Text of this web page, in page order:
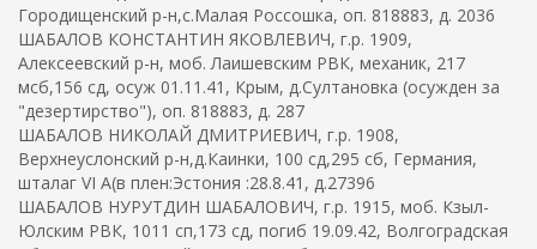
Городищенский р-н,с.Малая Россошка, оп. 818883, д. 2036
ШАБАЛОВ КОНСТАНТИН ЯКОВЛЕВИЧ, г.р. 1909,
Алексеевский р-н, моб. Лаишевским РВК, механик, 217
мсб,156 сд, осуж 01.11.41, Крым, д.Султановка (осужден за
"дезертирство"), оп. 818883, д. 287
ШАБАЛОВ НИКОЛАЙ ДМИТРИЕВИЧ, г.р. 1908,
Верхнеуслонский р-н,д.Каинки, 100 сд,295 сб, Германия,
шталаг VI A(в плен:Эстония :28.8.41, д.27396
ШАБАЛОВ НУРУТДИН ШАБАЛОВИЧ, г.р. 1915, моб. Кзыл-
Юлским РВК, 1011 сп,173 сд, погиб 19.09.42, Волгоградская